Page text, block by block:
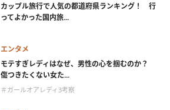
カップル旅行で人気の都道府県ランキング！ 行
ってよかった国内旅...
エンタメ
モテすぎレディはなぜ、男性の心を掴むのか？
傷つきたくない女た...
＃ガールオアレディ3考察